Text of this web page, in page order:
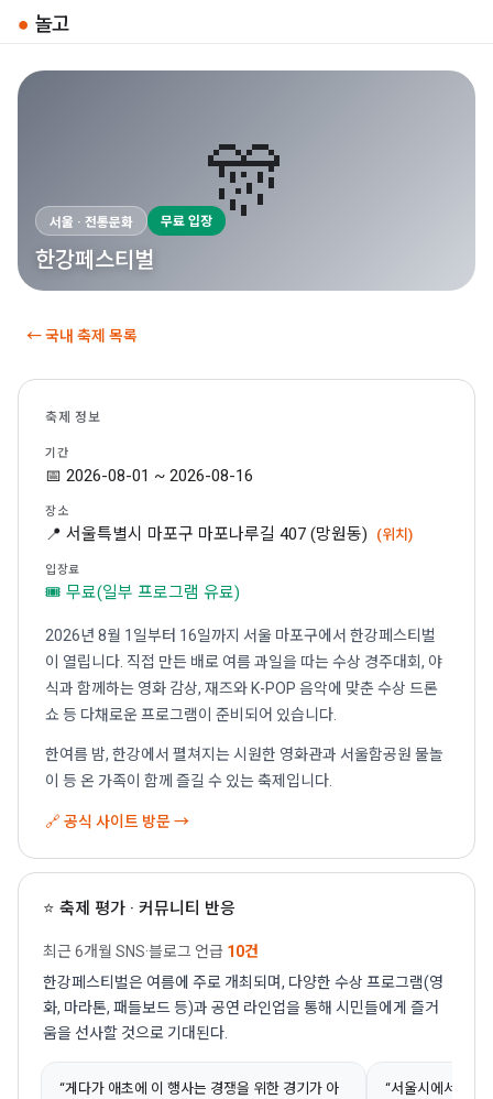
● 놀고
🎊
서울 · 전통문화 무료 입장
한강페스티벌
← 국내 축제 목록
축제 정보
기간
📅 2026-08-01 ~ 2026-08-16
장소
📍 서울특별시 마포구 마포나루길 407 (망원동) (위치)
입장료
🎟 무료(일부 프로그램 유료)
2026년 8월 1일부터 16일까지 서울 마포구에서 한강페스티벌
이 열립니다. 직접 만든 배로 여름 과일을 따는 수상 경주대회, 야
식과 함께하는 영화 감상, 재즈와 K-POP 음악에 맞춘 수상 드론
쇼 등 다채로운 프로그램이 준비되어 있습니다.
한여름 밤, 한강에서 펼쳐지는 시원한 영화관과 서울함공원 물놀
이 등 온 가족이 함께 즐길 수 있는 축제입니다.
🔗 공식 사이트 방문 →
⭐ 축제 평가 · 커뮤니티 반응
최근 6개월 SNS·블로그 언급 10건
한강페스티벌은 여름에 주로 개최되며, 다양한 수상 프로그램(영
화, 마라톤, 패들보드 등)과 공연 라인업을 통해 시민들에게 즐거
움을 선사할 것으로 기대된다.
“게다가 애초에 이 행사는 경쟁을 위한 경기가 아
“서울시에서 진행